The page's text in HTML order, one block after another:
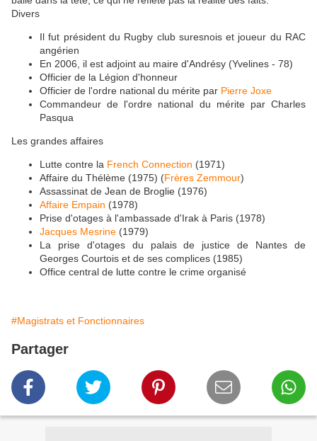
Divers
Il fut président du Rugby club suresnois et joueur du RAC
angérien
En 2006, il est adjoint au maire d'Andrésy (Yvelines - 78)
Officier de la Légion d'honneur
Officier de l'ordre national du mérite par Pierre Joxe
Commandeur de l'ordre national du mérite par Charles
Pasqua
Les grandes affaires
Lutte contre la French Connection (1971)
Affaire du Thélème (1975) (Frères Zemmour)
Assassinat de Jean de Broglie (1976)
Affaire Empain (1978)
Prise d'otages à l'ambassade d'Irak à Paris (1978)
Jacques Mesrine (1979)
La prise d'otages du palais de justice de Nantes de
Georges Courtois et de ses complices (1985)
Office central de lutte contre le crime organisé
#Magistrats et Fonctionnaires
Partager